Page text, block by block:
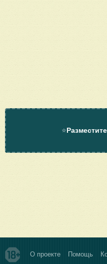
⭐
О проекте Помощь